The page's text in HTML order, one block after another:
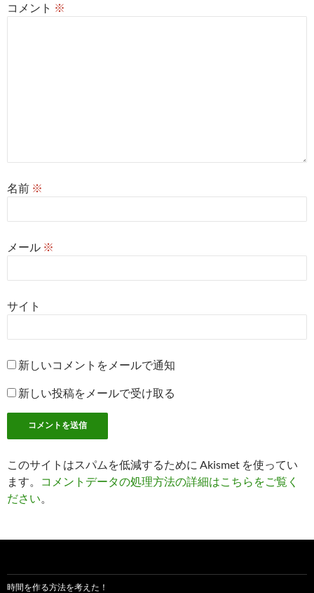
コメント ※
名前 ※
メール ※
サイト
新しいコメントをメールで通知
新しい投稿をメールで受け取る
このサイトはスパムを低減するために Akismet を使ってい
ます。
コメントデータの処理方法の詳細はこちらをご覧く
ださい。
時間を作る方法を考えた！